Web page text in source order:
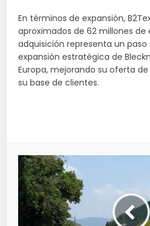
En términos de expansión,
aproximados de 62 millones de
adquisición representa un
expansión estratégica de
Europa, mejorando su oferta
su base de clientes.